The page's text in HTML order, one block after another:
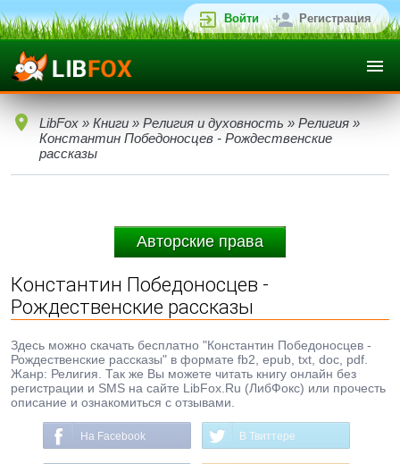
Войти Регистрация
LibFox » Книги » Религия и духовность » Религия »
Константин Победоносцев - Рождественские
рассказы
Авторские права
Константин Победоносцев -
Рождественские рассказы
Здесь можно скачать бесплатно "Константин Победоносцев -
Рождественские рассказы" в формате fb2, epub, txt, doc, pdf.
Жанр: Религия. Так же Вы можете читать книгу онлайн без
регистрации и SMS на сайте LibFox.Ru (ЛибФокс) или прочесть
описание и ознакомиться с отзывами.
На Facebook В Твиттере